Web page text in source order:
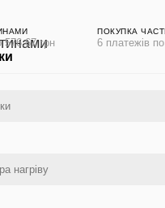
576.67 грн
ПОКУПКА
6 платежів
нагріву